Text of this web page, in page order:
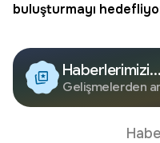
buluşturmayı
Haberlerimizi
Google'da
Edin
Gelişmelerden